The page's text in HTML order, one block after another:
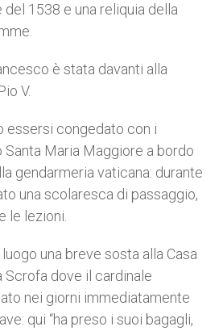
1538 e una reliquia della
è stata davanti alla
V.
essersi congedato con i
Santa Maria Maggiore a bordo
gendarmeria vaticana: durante
una scolaresca di passaggio,
le lezioni.
una breve sosta alla Casa
Scrofa dove il cardinale
nei giorni immediatamente
qui “ha preso i suoi bagagli,